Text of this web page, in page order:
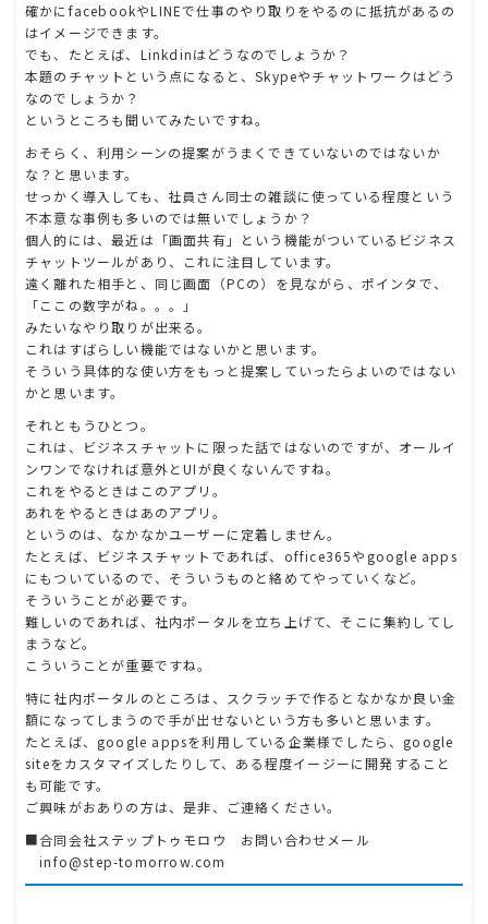
確かにfacebookやLINEで仕事のやり取りをやるのに抵抗があるの
はイメージできます。
でも、たとえば、Linkdinはどうなのでしょうか？
本題のチャットという点になると、Skypeやチャットワークはどう
なのでしょうか？
というところも聞いてみたいですね。
おそらく、利用シーンの提案がうまくできていないのではないか
な？と思います。
せっかく導入しても、社員さん同士の雑談に使っている程度という
不本意な事例も多いのでは無いでしょうか？
個人的には、最近は「画面共有」という機能がついているビジネス
チャットツールがあり、これに注目しています。
遠く離れた相手と、同じ画面（PCの）を見ながら、ポインタで、
「ここの数字がね。。。」
みたいなやり取りが出来る。
これはすばらしい機能ではないかと思います。
そういう具体的な使い方をもっと提案していったらよいのではない
かと思います。
それともうひとつ。
これは、ビジネスチャットに限った話ではないのですが、オールイ
ンワンでなければ意外とUIが良くないんですね。
これをやるときはこのアプリ。
あれをやるときはあのアプリ。
というのは、なかなかユーザーに定着しません。
たとえば、ビジネスチャットであれば、office365やgoogle apps
にもついているので、そういうものと絡めてやっていくなど。
そういうことが必要です。
難しいのであれば、社内ポータルを立ち上げて、そこに集約してし
まうなど。
こういうことが重要ですね。
特に社内ポータルのところは、スクラッチで作るとなかなか良い金
額になってしまうので手が出せないという方も多いと思います。
たとえば、google appsを利用している企業様でしたら、google
siteをカスタマイズしたりして、ある程度イージーに開発すること
も可能です。
ご興味がおありの方は、是非、ご連絡ください。
■合同会社ステップトゥモロウ お問い合わせメール
info@step-tomorrow.com